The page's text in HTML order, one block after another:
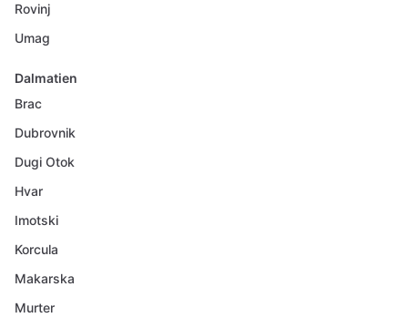
Rovinj
Umag
Dalmatien
Brac
Dubrovnik
Dugi Otok
Hvar
Imotski
Korcula
Makarska
Murter